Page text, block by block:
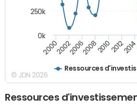
Ressources
2000200220062008201020122014
0k
250k
© JDN 2026
Ressources